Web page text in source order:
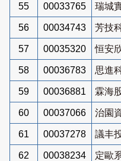
55 00033765 瑞城
56 00034743 芳技
57 00035320 恒安
58 00036783 思進
59 00036881 霖海
60 00037066 治園
61 00037278 議丰
62 00038234 定歐